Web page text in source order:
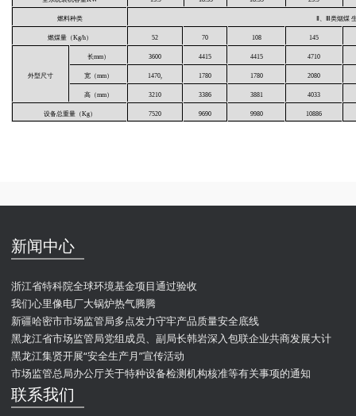
燃料种类 Ⅱ、Ⅲ类烟煤
燃煤量（Kg/h） 52 70 108 145
外型尺寸
长mm） 3600 4415 4415 4710
宽（mm） 1470, 1780 1780 2080
高（mm） 3210 3386 3881 4033
设备总重量（Kg） 7520 9690 9980 10886
新闻中心
浙江省特科院全球环境基金项目通过验收
我们心里像电厂大锅炉热气腾腾
新疆哈密市市场监管局多点发力守牢产品质量安全底线
黑龙江省市场监管局党组成员、副局长韩岩深入包联企业共商发展大计
黑龙江集贤开展“安全生产月”宣传活动
市场监管总局办公厅关于特种设备检测机构核准等有关事项的通知
联系我们